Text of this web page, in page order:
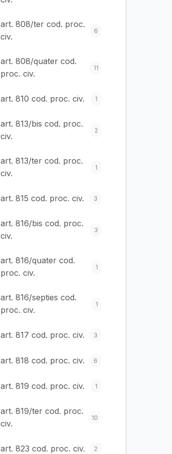
art. 808/ter cod. proc.
civ.
6
art. 808/quater cod.
proc. civ.
11
art. 810 cod. proc. civ. 1
art. 813/bis cod. proc.
civ.
2
art. 813/ter cod. proc.
civ.
1
art. 815 cod. proc. civ. 3
art. 816/bis cod. proc.
civ.
3
art. 816/quater cod.
proc. civ.
1
art. 816/septies cod.
proc. civ.
1
art. 817 cod. proc. civ. 3
art. 818 cod. proc. civ. 6
art. 819 cod. proc. civ. 1
art. 819/ter cod. proc.
civ.
10
art. 823 cod. proc. civ. 2